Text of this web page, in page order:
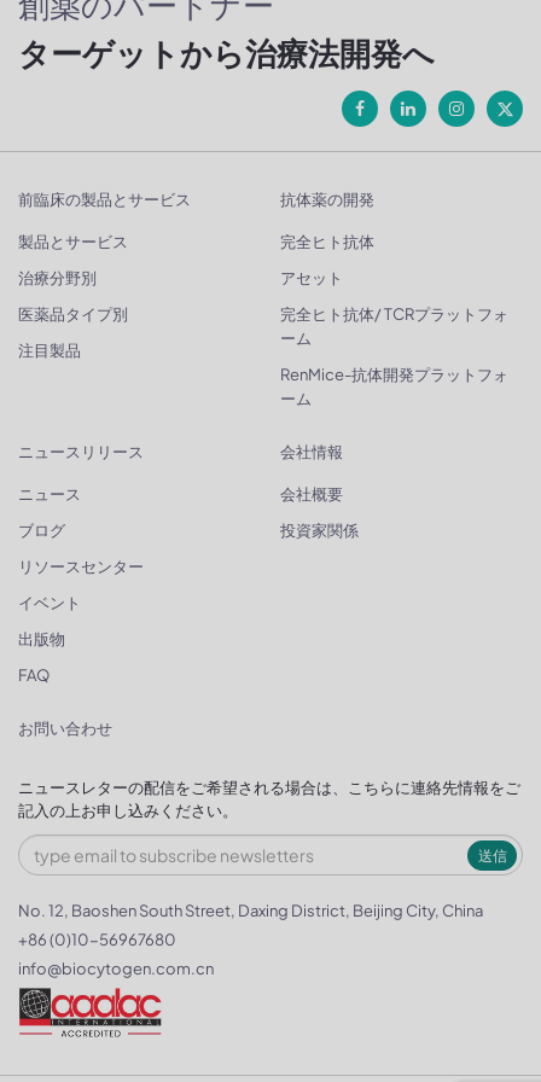
ターゲットから治療法開発へ
前臨床の製品とサービス
製品とサービス
治療分野別
医薬品タイプ別
注目製品
抗体薬の開発
完全ヒト抗体
アセット
完全ヒト抗体/ TCRプラットフォ
ーム
RenMice-抗体開発プラットフォ
ーム
ニュースリリース
ニュース
ブログ
リソースセンター
イベント
出版物
FAQ
会社情報
会社概要
投資家関係
お問い合わせ
ニュースレターの配信をご希望される場合は、こちらに連絡先情報をご
記入の上お申し込みください。
送信
No. 12, Baoshen South Street, Daxing District, Beijing City, China
+86 (0)10-56967680
info@biocytogen.com.cn